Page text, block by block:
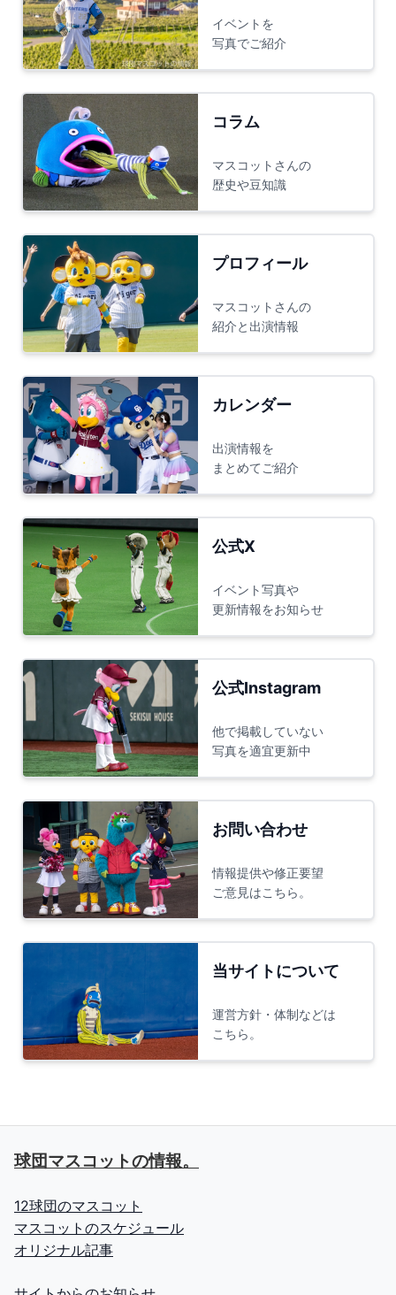
イベントを
写真でご紹介
コラム
マスコットさんの
歴史や豆知識
プロフィール
マスコットさんの
紹介と出演情報
カレンダー
出演情報を
まとめてご紹介
公式X
イベント写真や
更新情報をお知らせ
公式Instagram
他で掲載していない
写真を適宜更新中
お問い合わせ
情報提供や修正要望
ご意見はこちら。
当サイトについて
運営方針・体制などは
こちら。
球団マスコットの情報。
12球団のマスコット
マスコットのスケジュール
オリジナル記事